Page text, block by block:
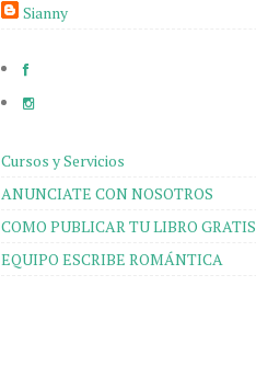
Sianny
Cursos y Servicios
ANUNCIATE CON NOSOTROS
COMO PUBLICAR TU LIBRO GRATIS
EQUIPO ESCRIBE ROMÁNTICA